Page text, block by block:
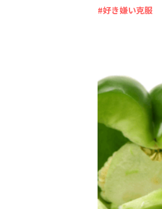
#好き嫌い克服